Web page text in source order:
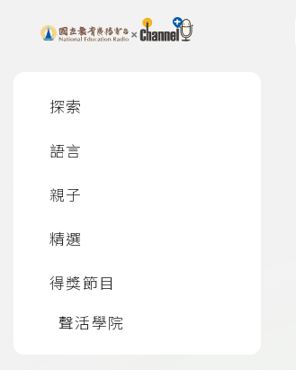
上方功能區塊
探索
語言
親子
精選
得獎節目
聲活學院